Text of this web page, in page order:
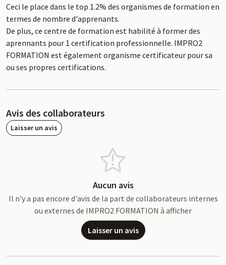
Ceci le place dans le top 1.2% des organismes de formation en
termes de nombre d'apprenants.
De plus, ce centre de formation est habilité à former des
aprennants pour 1 certification professionnelle. IMPRO2
FORMATION est également organisme certificateur pour sa
ou ses propres certifications.
Avis des collaborateurs
Laisser un avis
Aucun avis
Il n'y a pas encore d'avis de la part de collaborateurs internes
ou externes de IMPRO2 FORMATION à afficher
Laisser un avis